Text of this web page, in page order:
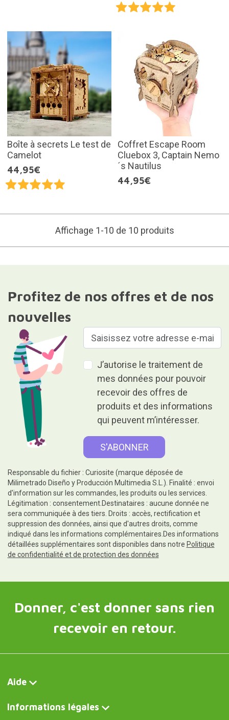
Boîte à secrets Le test de
Camelot
44,95€
Coffret Escape Room
Cluebox 3, Captain Nemo
´s Nautilus
44,95€
Affichage 1-10 de 10 produits
Profitez de nos offres et de nos
nouvelles
J’autorise le traitement de
mes données pour pouvoir
recevoir des offres de
produits et des informations
qui peuvent m’intéresser.
Responsable du fichier : Curiosite (marque déposée de
Milimetrado Diseño y Producción Multimedia S.L.). Finalité : envoi
d'information sur les commandes, les produits ou les services.
Légitimation : consentement.Destinataires : aucune donnée ne
sera communiquée à des tiers. Droits : accès, rectification et
suppression des données, ainsi que d'autres droits, comme
indiqué dans les informations complémentaires.Des informations
détaillées supplémentaires sont disponibles dans notre Politique
de confidentialité et de protection des données
Donner, c'est donner sans rien
recevoir en retour.
Aide
Informations légales